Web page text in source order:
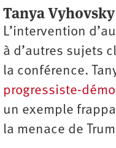
Tanya Vyhovsky
L’intervention
à d’autres sujets
la conférence.
progressiste-
un exemple
la menace de